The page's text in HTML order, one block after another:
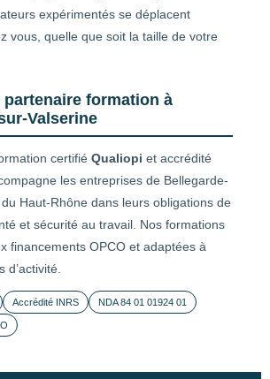
expérimentés se déplacent
vous, quelle que soit la taille de votre
partenaire formation à
Valserine
certifié Qualiopi et accrédité
les entreprises de Bellegarde-
Haut-Rhône dans leurs obligations de
et sécurité au travail. Nos formations
financements OPCO et adaptées à
d’activité.
Accrédité INRS NDA 84 01 01924 01